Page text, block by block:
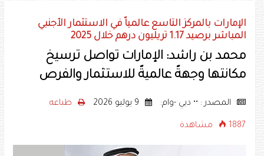
الإمارات بالمركز التاسع عالمياً في الاستثمار الأجنبي
المباشر برصيد 1.17 تريليون درهم خلال 2025
محمد بن راشد: الإمارات تواصل ترسيخ
مكانتها وجهةً عالميةً للاستثمار والفرص
المصدر : •• دبي -وام: طباعه
1887 مشاهدة